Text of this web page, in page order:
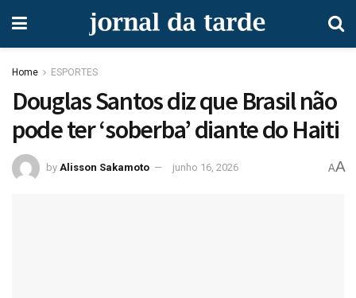
Home ESPORTES
Douglas Santos diz que Brasil não
pode ter ‘soberba’ diante do Haiti
by Alisson Sakamoto junho 16, 2026 AA